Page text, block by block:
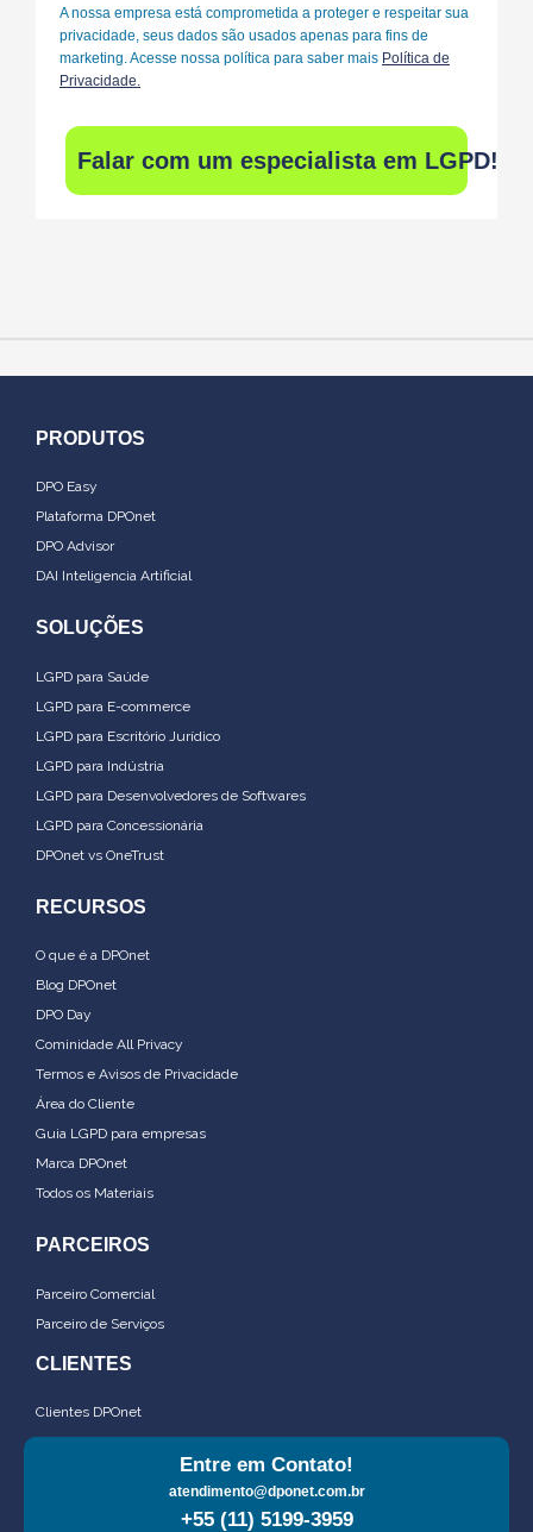
A nossa empresa está comprometida a proteger e respeitar sua
privacidade, seus dados são usados apenas para fins de
marketing. Acesse nossa política para saber mais Política de
Privacidade.
Falar com um especialista em LGPD!
PRODUTOS
DPO Easy
Plataforma DPOnet
DPO Advisor
DAI Inteligencia Artificial
SOLUÇÕES
LGPD para Saúde
LGPD para E-commerce
LGPD para Escritório Jurídico
LGPD para Indústria
LGPD para Desenvolvedores de Softwares
LGPD para Concessionária
DPOnet vs OneTrust
RECURSOS
O que é a DPOnet
Blog DPOnet
DPO Day
Cominidade All Privacy
Termos e Avisos de Privacidade
Área do Cliente
Guia LGPD para empresas
Marca DPOnet
Todos os Materiais
PARCEIROS
Parceiro Comercial
Parceiro de Serviços
CLIENTES
Clientes DPOnet
Entre em Contato!
atendimento@dponet.com.br
+55 (11) 5199-3959